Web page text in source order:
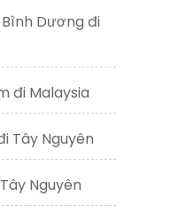
Dương đi
đi Malaysia
Tây Nguyên
Nguyên